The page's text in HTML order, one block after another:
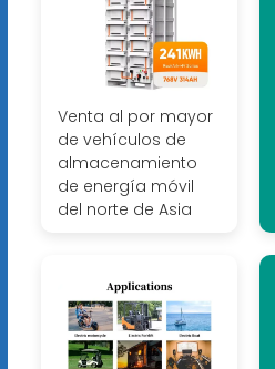
Venta al por mayor
de vehículos de
almacenamiento
de energía móvil
del norte de Asia